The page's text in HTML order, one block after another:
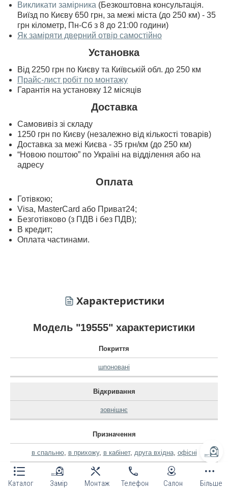
Каталог Замір Монтаж Телефон Салон Більше
Викликати замірника (Безкоштовна консультація.
Виїзд по Києву 650 грн, за межі міста (до 250 км) - 35
грн кілометр, Пн-Сб з 8 до 21:00 години)
Як заміряти дверний отвір самостійно
Установка
Від 2250 грн по Києву та Київській обл. до 250 км
Прайс-лист робіт по монтажу
Гарантія на установку 12 місяців
Доставка
Самовивіз зі складу
1250 грн по Києву (незалежно від кількості товарів)
Доставка за межі Києва - 35 грн/км (до 250 км)
“Новою поштою” по Україні на відділення або на
адресу
Оплата
Готівкою;
Visa, MasterСard або Приват24;
Безготівково (з ПДВ і без ПДВ);
В кредит;
Оплата частинами.
Характеристики
Модель "19555" характеристики
Покриття
шпоновані
Відкривання
зовнішнє
Призначення
в спальню, в прихожу, в кабінет, друга вхідна, офісні